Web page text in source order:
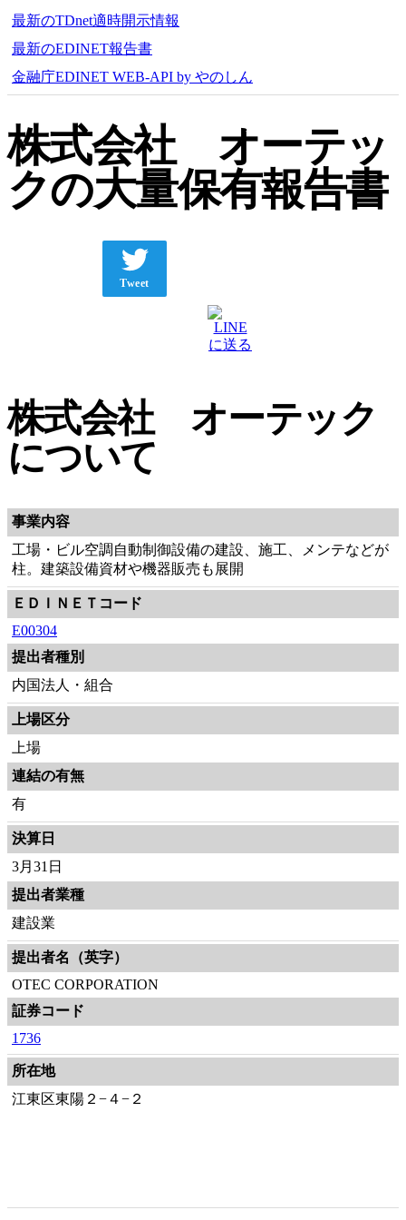
最新のTDnet適時開示情報
最新のEDINET報告書
金融庁EDINET WEB-API by やのしん
株式会社 オーテッ
クの大量保有報告書
Tweet
株式会社 オーテック
について
事業内容
工場・ビル空調自動制御設備の建設、施工、メンテなどが
柱。建築設備資材や機器販売も展開
ＥＤＩＮＥＴコード
E00304
提出者種別
内国法人・組合
上場区分
上場
連結の有無
有
決算日
3月31日
提出者業種
建設業
提出者名（英字）
OTEC CORPORATION
証券コード
1736
所在地
江東区東陽２−４−２